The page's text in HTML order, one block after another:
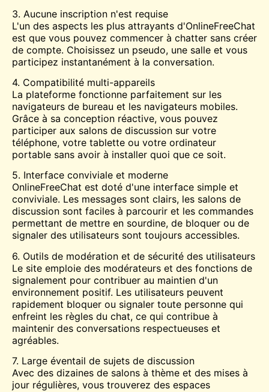
3. Aucune inscription n'est requise
L'un des aspects les plus attrayants d'OnlineFreeChat
est que vous pouvez commencer à chatter sans créer
de compte. Choisissez un pseudo, une salle et vous
participez instantanément à la conversation.
4. Compatibilité multi-appareils
La plateforme fonctionne parfaitement sur les
navigateurs de bureau et les navigateurs mobiles.
Grâce à sa conception réactive, vous pouvez
participer aux salons de discussion sur votre
téléphone, votre tablette ou votre ordinateur
portable sans avoir à installer quoi que ce soit.
5. Interface conviviale et moderne
OnlineFreeChat est doté d'une interface simple et
conviviale. Les messages sont clairs, les salons de
discussion sont faciles à parcourir et les commandes
permettant de mettre en sourdine, de bloquer ou de
signaler des utilisateurs sont toujours accessibles.
6. Outils de modération et de sécurité des utilisateurs
Le site emploie des modérateurs et des fonctions de
signalement pour contribuer au maintien d'un
environnement positif. Les utilisateurs peuvent
rapidement bloquer ou signaler toute personne qui
enfreint les règles du chat, ce qui contribue à
maintenir des conversations respectueuses et
agréables.
7. Large éventail de sujets de discussion
Avec des dizaines de salons à thème et des mises à
jour régulières, vous trouverez des espaces